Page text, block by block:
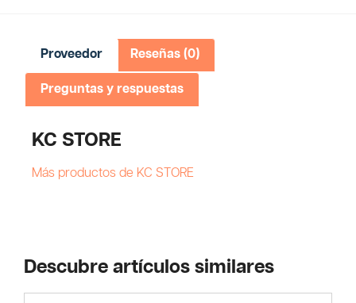
Proveedor Reseñas (0)
Preguntas y respuestas
KC STORE
Más productos de KC STORE
Descubre artículos similares